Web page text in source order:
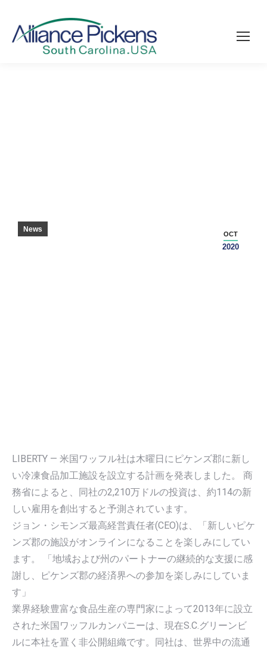
OCT
2020
News
LIBERTY — 米国ワッフル社は木曜日にピケンズ郡に新し
い冷凍食品加工施設を設立する計画を発表しました。 商
務省によると、同社の2,210万ドルの投資は、約114の新
しい雇用を創出すると予測されています。
ジョン・シモンズ最高経営責任者(CEO)は、「新しいピケ
ンズ郡の施設がオンラインになることを楽しみにしてい
ます。 「地域および州のパートナーの継続的な支援に感
謝し、ピケンズ郡の経済界への参加を楽しみにしていま
す」
業界経験豊富な食品生産の専門家によって2013年に設立
された米国ワッフルカンパニーは、現在S.C.グリーンビ
ルに本社を置く非公開組織です。同社は、世界中の流通